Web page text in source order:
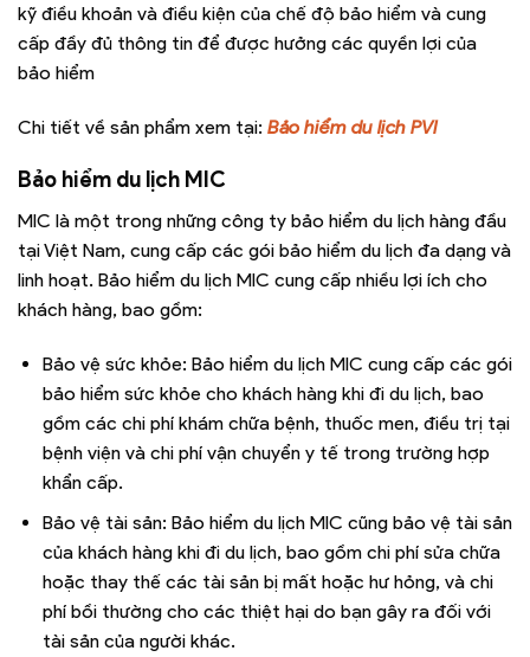
kỹ điều khoản và điều kiện của chế độ bảo hiểm và cung
cấp đầy đủ thông tin để được hưởng các quyền lợi của
bảo hiểm
Chi tiết về sản phẩm xem tại: Bảo hiểm du lịch PVI
Bảo hiểm du lịch MIC
MIC là một trong những công ty bảo hiểm du lịch hàng đầu
tại Việt Nam, cung cấp các gói bảo hiểm du lịch đa dạng và
linh hoạt. Bảo hiểm du lịch MIC cung cấp nhiều lợi ích cho
khách hàng, bao gồm:
Bảo vệ sức khỏe: Bảo hiểm du lịch MIC cung cấp các gói
bảo hiểm sức khỏe cho khách hàng khi đi du lịch, bao
gồm các chi phí khám chữa bệnh, thuốc men, điều trị tại
bệnh viện và chi phí vận chuyển y tế trong trường hợp
khẩn cấp.
Bảo vệ tài sản: Bảo hiểm du lịch MIC cũng bảo vệ tài sản
của khách hàng khi đi du lịch, bao gồm chi phí sửa chữa
hoặc thay thế các tài sản bị mất hoặc hư hỏng, và chi
phí bồi thường cho các thiệt hại do bạn gây ra đối với
tài sản của người khác.